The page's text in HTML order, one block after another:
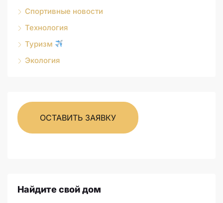
Спортивные новости
Технология
Туризм
Экология
ОСТАВИТЬ ЗАЯВКУ
Найдите свой дом